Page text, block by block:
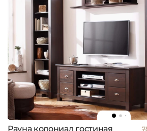
Рауна колониал гостиная